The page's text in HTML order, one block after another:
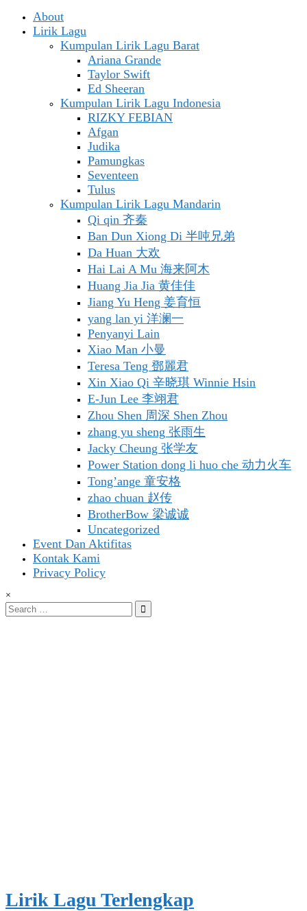
About
Lirik Lagu
Kumpulan Lirik Lagu Barat
Ariana Grande
Taylor Swift
Ed Sheeran
Kumpulan Lirik Lagu Indonesia
RIZKY FEBIAN
Afgan
Judika
Pamungkas
Seventeen
Tulus
Kumpulan Lirik Lagu Mandarin
Qi qin 齐秦
Ban Dun Xiong Di 半吨兄弟
Da Huan 大欢
Hai Lai A Mu 海来阿木
Huang Jia Jia 黄佳佳
Jiang Yu Heng 姜育恒
yang lan yi 洋澜一
Penyanyi Lain
Xiao Man 小曼
Teresa Teng 鄧麗君
Xin Xiao Qi 辛晓琪 Winnie Hsin
E-Jun Lee 李翊君
Zhou Shen 周深 Shen Zhou
zhang yu sheng 张雨生
Jacky Cheung 张学友
Power Station dong li huo che 动力火车
Tong’ange 童安格
zhao chuan 赵传
BrotherBow 梁诚诚
Uncategorized
Event Dan Aktifitas
Kontak Kami
Privacy Policy
×
Search
for:
Lirik Lagu Terlengkap